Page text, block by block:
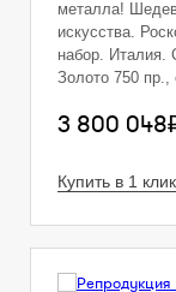
металла!
искусства.
набор. Италия.
Золото 750
браслет,
3 800
Купить в 1 клик